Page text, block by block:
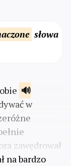
słowa
w
zawędrował
na bardzo